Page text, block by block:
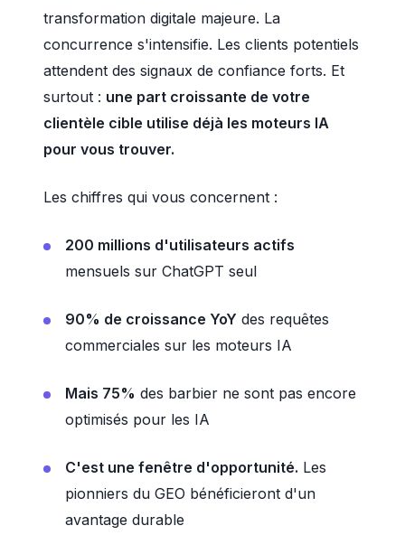
transformation digitale majeure. La
concurrence s'intensifie. Les clients potentiels
attendent des signaux de confiance forts. Et
surtout : une part croissante de votre
clientèle cible utilise déjà les moteurs IA
pour vous trouver.
Les chiffres qui vous concernent :
200 millions d'utilisateurs actifs
mensuels sur ChatGPT seul
90% de croissance YoY des requêtes
commerciales sur les moteurs IA
Mais 75% des barbier ne sont pas encore
optimisés pour les IA
C'est une fenêtre d'opportunité. Les
pionniers du GEO bénéficieront d'un
avantage durable